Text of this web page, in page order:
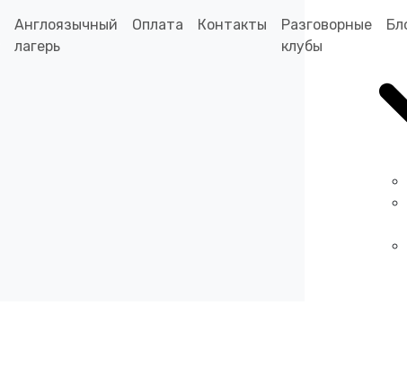
Англоязычный
лагерь
Оплата Контакты
Разговорные
клубы